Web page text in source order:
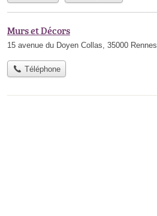
Murs et Décors
15 avenue du Doyen Collas, 35000 Rennes
Téléphone